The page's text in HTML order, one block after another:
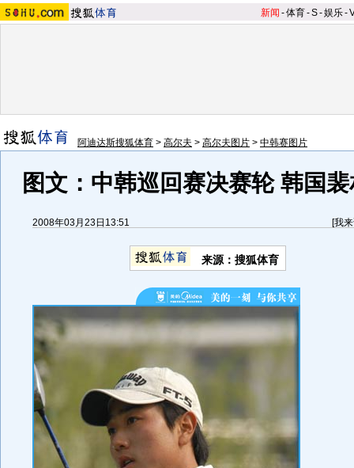
新闻 -体育-S-娱乐-
阿迪达斯搜狐体育 > 高尔夫 > 高尔夫图片 > 中韩赛图片
图文：中韩巡回赛决赛轮 韩国
2008年03月23日13:51 [我
来源：搜狐体育